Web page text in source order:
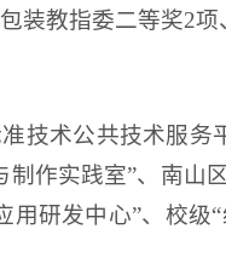
装教指委二等奖2项
技术公共技术服
作实践室”、南山
用研发中心”、校